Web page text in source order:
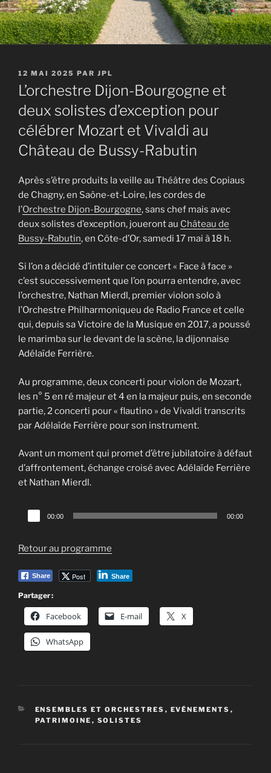
PUBLIÉ
LE
12 MAI 2025 PAR JPL
L’orchestre Dijon-Bourgogne et
deux solistes d’exception pour
célébrer Mozart et Vivaldi au
Château de Bussy-Rabutin
Après s’être produits la veille au Théâtre des Copiaus
de Chagny, en Saône-et-Loire, les cordes de
l’Orchestre Dijon-Bourgogne, sans chef mais avec
deux solistes d’exception, joueront au Château de
Bussy-Rabutin, en Côte-d’Or, samedi 17 mai à 18 h.
Si l’on a décidé d’intituler ce concert « Face à face »
c’est successivement que l’on pourra entendre, avec
l’orchestre, Nathan Mierdl, premier violon solo à
l’Orchestre Philharmoniqueu de Radio France et celle
qui, depuis sa Victoire de la Musique en 2017, a poussé
le marimba sur le devant de la scène, la dijonnaise
Adélaïde Ferrière.
Au programme, deux concerti pour violon de Mozart,
les n° 5 en ré majeur et 4 en la majeur puis, en seconde
partie, 2 concerti pour « flautino » de Vivaldi transcrits
par Adélaïde Ferrière pour son instrument.
Avant un moment qui promet d’être jubilatoire à défaut
d’affrontement, échange croisé avec Adélaïde Ferrière
et Nathan Mierdl.
Lecteur
audio
00:00 00:00
Retour au programme
Share Post Share
Partager :
Facebook E-mail X
WhatsApp
CATÉGORIES
ENSEMBLES ET ORCHESTRES , EVÉNEMENTS ,
PATRIMOINE , SOLISTES